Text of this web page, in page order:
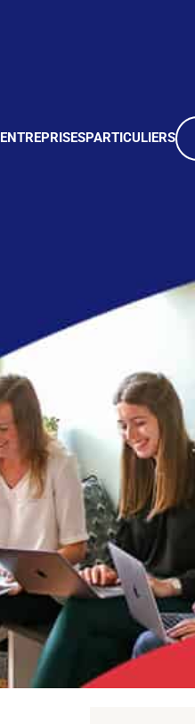
ENTREPRISESPARTICULIERS